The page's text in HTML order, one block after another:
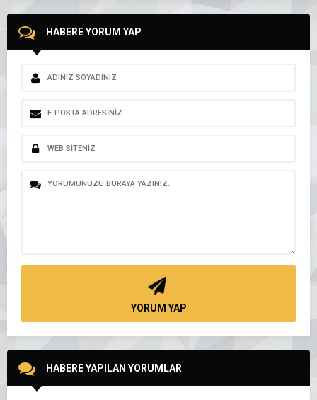
HABERE YORUM YAP
YORUM YAP
HABERE YAPILAN YORUMLAR